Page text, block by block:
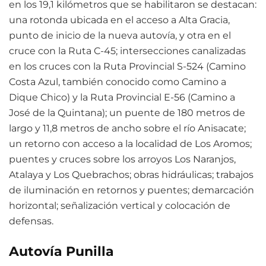
en los 19,1 kilómetros que se habilitaron se destacan:
una rotonda ubicada en el acceso a Alta Gracia,
punto de inicio de la nueva autovía, y otra en el
cruce con la Ruta C-45; intersecciones canalizadas
en los cruces con la Ruta Provincial S-524 (Camino
Costa Azul, también conocido como Camino a
Dique Chico) y la Ruta Provincial E-56 (Camino a
José de la Quintana); un puente de 180 metros de
largo y 11,8 metros de ancho sobre el río Anisacate;
un retorno con acceso a la localidad de Los Aromos;
puentes y cruces sobre los arroyos Los Naranjos,
Atalaya y Los Quebrachos; obras hidráulicas; trabajos
de iluminación en retornos y puentes; demarcación
horizontal; señalización vertical y colocación de
defensas.
Autovía Punilla